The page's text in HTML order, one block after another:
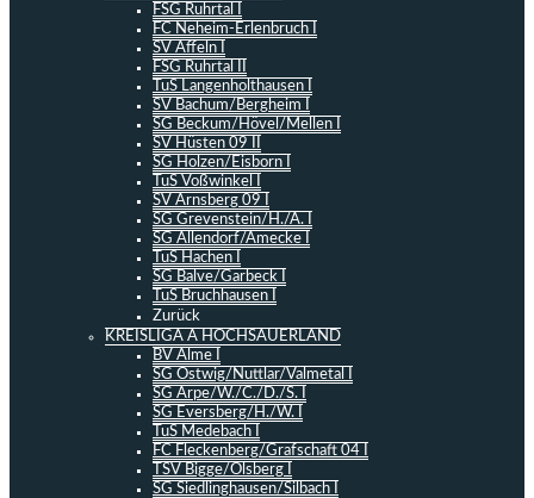
FSG Ruhrtal I
FC Neheim-Erlenbruch I
SV Affeln I
FSG Ruhrtal II
TuS Langenholthausen I
SV Bachum/Bergheim I
SG Beckum/Hövel/Mellen I
SV Hüsten 09 II
SG Holzen/Eisborn I
TuS Voßwinkel I
SV Arnsberg 09 I
SG Grevenstein/H./A. I
SG Allendorf/Amecke I
TuS Hachen I
SG Balve/Garbeck I
TuS Bruchhausen I
Zurück
KREISLIGA A HOCHSAUERLAND
BV Alme I
SG Ostwig/Nuttlar/Valmetal I
SG Arpe/W./C./D./S. I
SG Eversberg/H./W. I
TuS Medebach I
FC Fleckenberg/Grafschaft 04 I
TSV Bigge/Olsberg I
SG Siedlinghausen/Silbach I